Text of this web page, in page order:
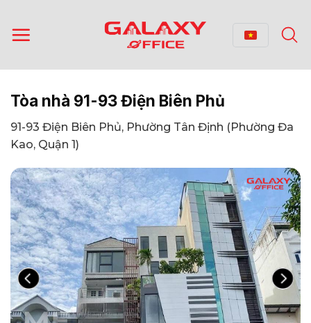
qua
nội
Tòa nhà 91-93 Điện Biên Phủ
91-93 Điện Biên Phủ, Phường Tân Định (Phường Đa
Kao, Quận 1)